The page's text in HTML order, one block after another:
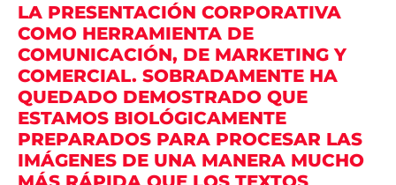
LA PRESENTACIÓN CORPORATIVA
COMO HERRAMIENTA DE
COMUNICACIÓN, DE MARKETING Y
COMERCIAL. SOBRADAMENTE HA
QUEDADO DEMOSTRADO QUE
ESTAMOS BIOLÓGICAMENTE
PREPARADOS PARA PROCESAR LAS
IMÁGENES DE UNA MANERA MUCHO